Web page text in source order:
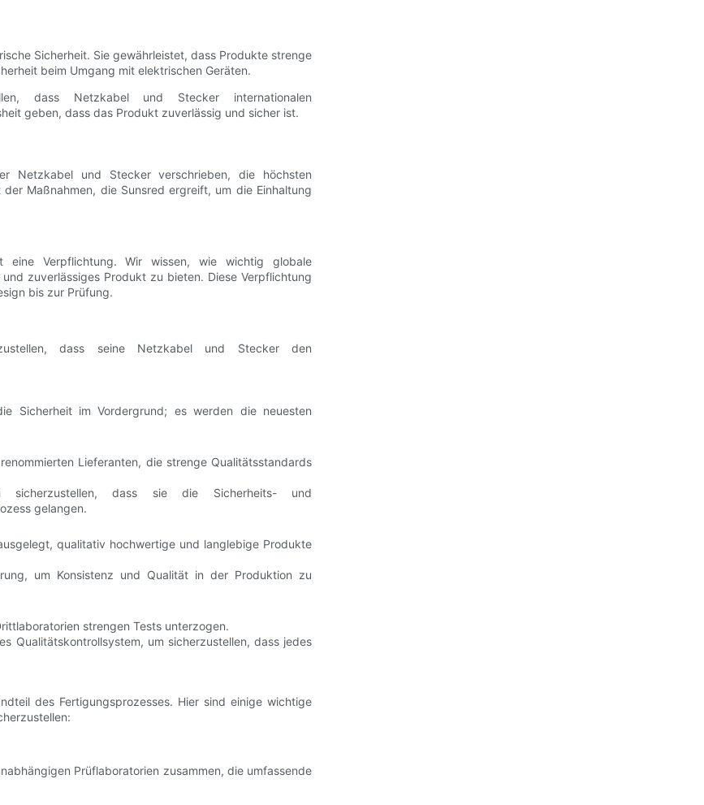
Sicherheit. Sie gewährleistet, dass Produkte strenge
beim Umgang mit elektrischen Geräten.
dass Netzkabel und Stecker internationalen
geben, dass das Produkt zuverlässig und sicher ist.
Netzkabel und Stecker verschrieben, die höchsten
Maßnahmen, die Sunsred ergreift, um die Einhaltung
Verpflichtung. Wir wissen, wie wichtig globale
zuverlässiges Produkt zu bieten. Diese Verpflichtung
bis zur Prüfung.
dass seine Netzkabel und Stecker den
Sicherheit im Vordergrund; es werden die neuesten
Lieferanten, die strenge Qualitätsstandards
dass sie die Sicherheits- und
gelangen.
qualitativ hochwertige und langlebige Produkte
um Konsistenz und Qualität in der Produktion zu
strengen Tests unterzogen.
Qualitätskontrollsystem, um sicherzustellen, dass jedes
des Fertigungsprozesses. Hier sind einige wichtige
Prüflaboratorien zusammen, die umfassende